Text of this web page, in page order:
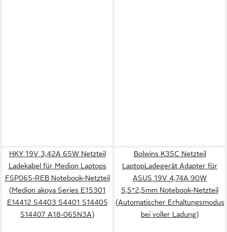
HKY 19V 3,42A 65W Netzteil
Ladekabel für Medion Laptops
FSP065-REB Notebook-Netzteil
(Medion akoya Series E15301
E14412 S4403 S4401 S14405
S14407 A18-065N3A)
Bolwins K35C Netzteil
LaptopLadegerät Adapter für
ASUS 19V 4,74A 90W
5,5*2,5mm Notebook-Netzteil
(Automatischer Erhaltungsmodus
bei voller Ladung)